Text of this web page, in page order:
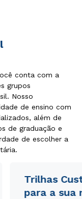
conta com a
grupos
Nosso
de ensino com
além de
de graduação e
de escolher a
Trilhas
para a sua